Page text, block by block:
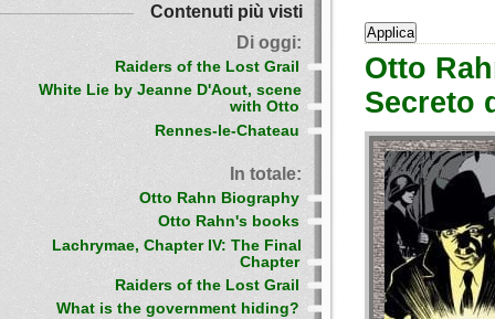
Otto
Secreto
Contenuti più visti
Di oggi:
Raiders of the Lost Grail
White Lie by Jeanne D'Aout, scene
with Otto
Rennes-le-Chateau
In totale:
Otto Rahn Biography
Otto Rahn's books
Lachrymae, Chapter IV: The Final
Chapter
Raiders of the Lost Grail
What is the government hiding?